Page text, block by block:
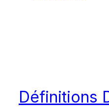
Définitions